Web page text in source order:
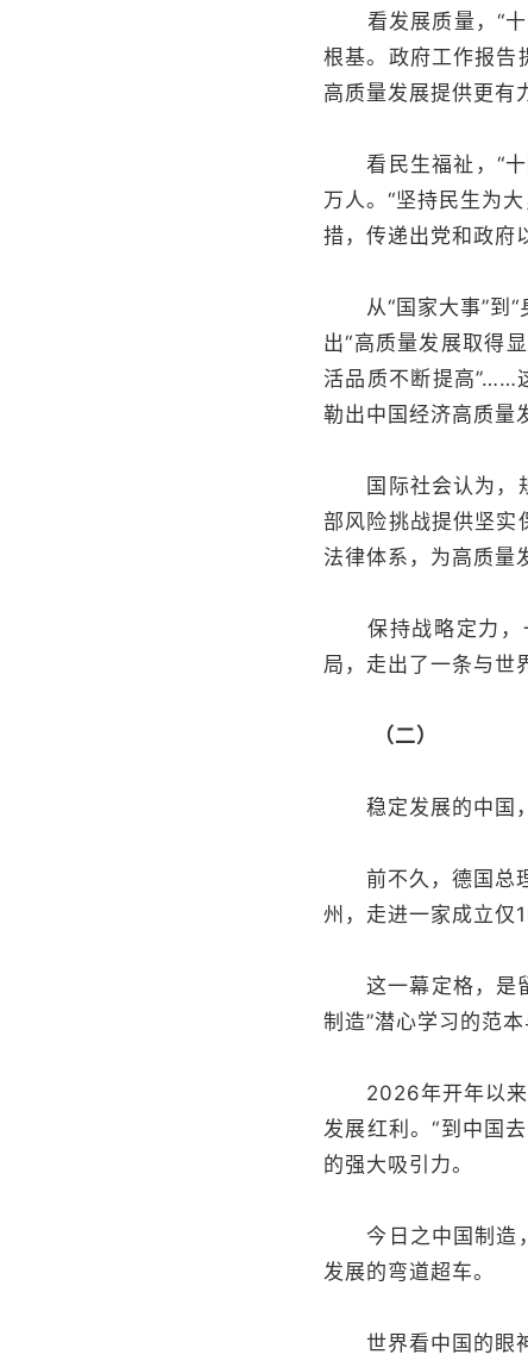
看发展质量，“十
根基。政府工作报告
高质量发展提供更有
看民生福祉，“十
万人。“坚持民生为
措，传递出党和政府
从“国家大事”到“
出“高质量发展取得
活品质不断提高”……
勒出中国经济高质量
国际社会认为，规
部风险挑战提供坚实
法律体系，为高质量
保持战略定力，一
局，走出了一条与世
（二）
稳定发展的中国，
前不久，德国总理
州，走进一家成立仅
这一幕定格，是留
制造”潜心学习的范
2026年开年以来，
发展红利。“到中国
的强大吸引力。
今日之中国制造，
发展的弯道超车。
世界看中国的眼神